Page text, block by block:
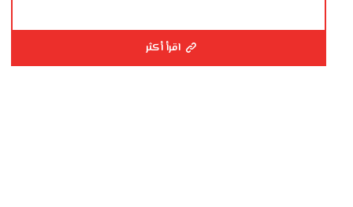
اقرأ أكثر